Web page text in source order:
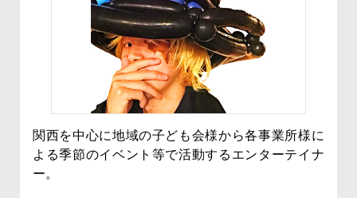
関西を中心に地域の子ども会様から各事業所様に
よる季節のイベント等で活動するエンターテイナ
ー。